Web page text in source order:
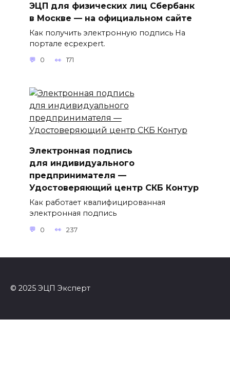
ЭЦП для физических лиц Сбербанк
в Москве — на официальном сайте
Как получить электронную подпись На
портале ecpexpert.
0 171
Электронная подпись
для индивидуального
предпринимателя —
Удостоверяющий центр СКБ Контур
Как работает квалифицированная
электронная подпись
0 237
© 2025 ЭЦП Эксперт